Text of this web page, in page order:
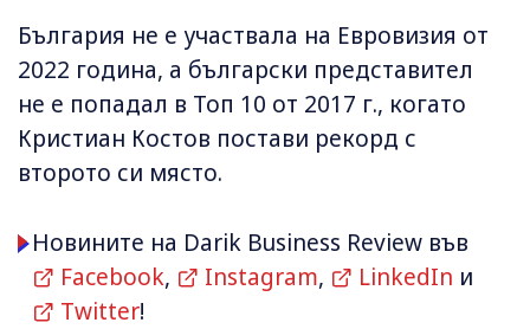
България не е участвала на Евровизия от
2022 година, а български представител
не е попадал в Топ 10 от 2017 г., когато
Кристиан Костов постави рекорд с
второто си място.
Новините на Darik Business Review във
Facebook, Instagram, LinkedIn и
Twitter!